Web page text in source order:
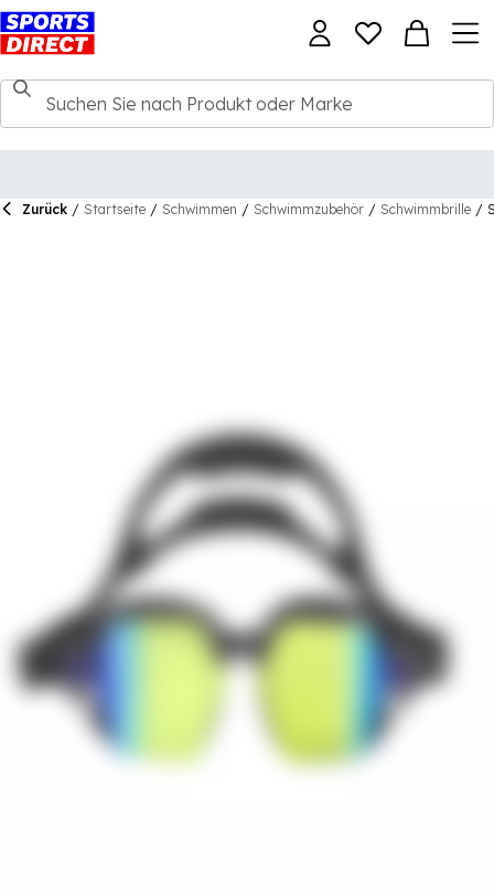
Zurück / Startseite / Schwimmen / Schwimmzubehör / Schwimmbrille /